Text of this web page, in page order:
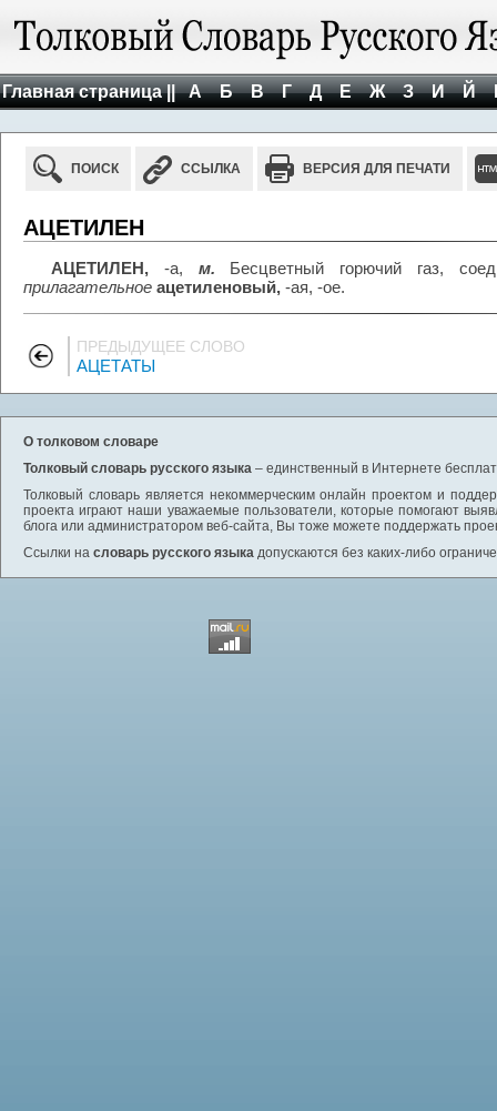
Главная страница || А Б В Г Д Е Ж З И Й
ПОИСК ССЫЛКА ВЕРСИЯ ДЛЯ ПЕЧАТИ
АЦЕТИЛЕН
АЦЕТИЛЕН, -а, м. Бесцветный горючий газ,
прилагательное ацетиленовый, -ая, -ое.
ПРЕДЫДУЩЕЕ СЛОВО
АЦЕТАТЫ
О толковом словаре
Толковый словарь русского языка – единственный в Интернете
Толковый словарь является некоммерческим онлайн проектом и
проекта играют наши уважаемые пользователи, которые помогают
блога или администратором веб-сайта, Вы тоже можете поддержать
Ссылки на словарь русского языка допускаются без каких-либо